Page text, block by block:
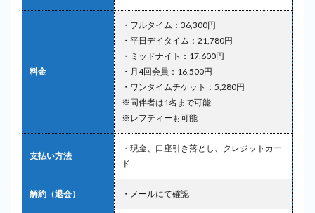
料金
・フルタイム：36,300円
・平日デイタイム：21,780円
・ミッドナイト：17,600円
・月4回会員：16,500円
・ワンタイムチケット：5,280円
※同伴者は1名まで可能
※レフティーも可能
支払い方法
・現金、口座引き落とし、クレジットカー
ド
解約（退会） ・メールにて確認